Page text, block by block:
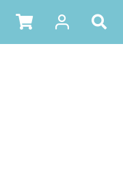
TABLE DES MATIÈRES